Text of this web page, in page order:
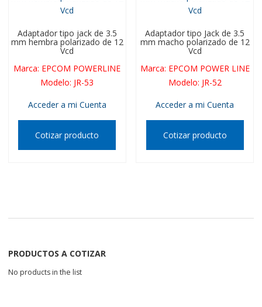
Adaptador tipo jack de 3.5
mm hembra polarizado de 12
Vcd
Marca: EPCOM POWERLINE
Modelo: JR-53
Acceder a mi Cuenta
Cotizar producto
Adaptador tipo Jack de 3.5
mm macho polarizado de 12
Vcd
Marca: EPCOM POWER LINE
Modelo: JR-52
Acceder a mi Cuenta
Cotizar producto
PRODUCTOS A COTIZAR
No products in the list